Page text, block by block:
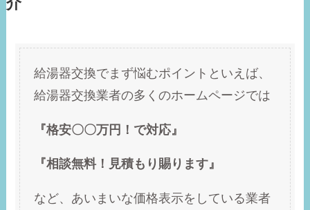
給湯器交換でまず悩むポイントといえば、
給湯器交換業者の多くのホームページでは
『格安〇〇万円！で対応』
『相談無料！見積もり賜ります』
など、あいまいな価格表示をしている業者